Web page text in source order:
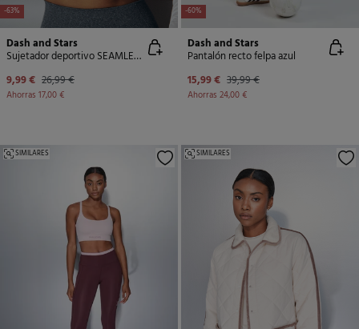
-63%
Dash and Stars
Sujetador deportivo SEAMLESS COMFORT gris
9,99 € 26,99 €
Ahorras 17,00 €
-60%
Dash and Stars
Pantalón recto felpa azul
15,99 € 39,99 €
Ahorras 24,00 €
SIMILARES SIMILARES